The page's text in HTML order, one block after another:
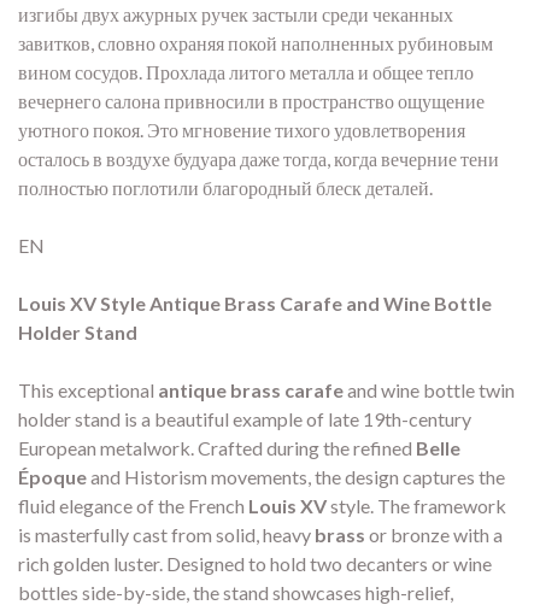
изгибы двух ажурных ручек застыли среди чеканных
завитков, словно охраняя покой наполненных рубиновым
вином сосудов. Прохлада литого металла и общее тепло
вечернего салона привносили в пространство ощущение
уютного покоя. Это мгновение тихого удовлетворения
осталось в воздухе будуара даже тогда, когда вечерние тени
полностью поглотили благородный блеск деталей.
EN
Louis XV Style Antique Brass Carafe and Wine Bottle
Holder Stand
This exceptional antique brass carafeand wine bottle twin
holder stand is a beautiful example of late 19th-century
European metalwork. Crafted during the refined Belle
Époqueand Historism movements, the design captures the
fluid elegance of the French Louis XVstyle. The framework
is masterfully cast from solid, heavy brass or bronze with a
rich golden luster. Designed to hold two decanters or wine
bottles side-by-side, the stand showcases high-relief,